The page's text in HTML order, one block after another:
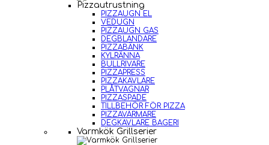
Pizzautrustning
PIZZAUGN EL
VEDUGN
PIZZAUGN GAS
DEGBLANDARE
PIZZABÄNK
KYLRÄNNA
BULLRIVARE
PIZZAPRESS
PIZZAKAVLARE
PLÅTVAGNAR
PIZZASPADE
TILLBEHÖR FÖR PIZZA
PIZZAVÄRMARE
DEGKAVLARE BAGERI
Varmkök Grillserier